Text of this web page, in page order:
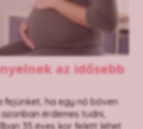
az idősebb
fejünket, ha egy nő bőven
érdemes tudni,
35 éves kor felett lehet